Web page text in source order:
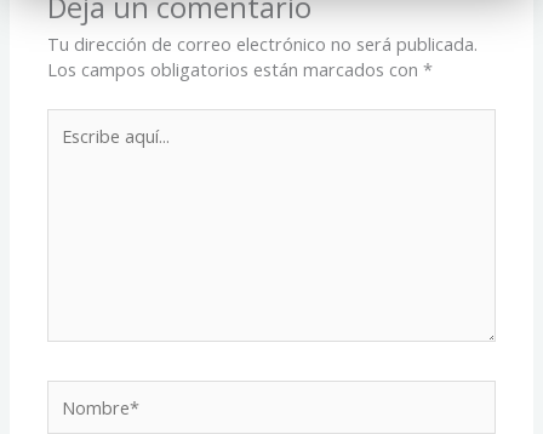
Tu dirección de correo electrónico no será publicada.
Los campos obligatorios están marcados con*
aquí...